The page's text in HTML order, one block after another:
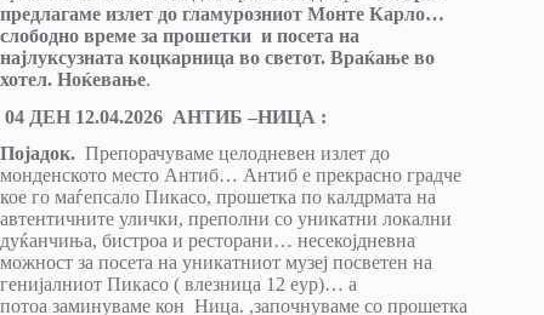
предлагаме излет до гламурозниот Монте Карло…
слободно време за прошетки и посета на
најлуксузната коцкарница во светот. Враќање во
хотел. Ноќевање.
04 ДЕН 12.04.2026 АНТИБ –НИЦА :
Појадок. Препорачуваме целодневен излет до
монденското место Антиб… Антиб е прекрасно градче
кое го маѓепсало Пикасо, прошетка по калдрмата на
автентичните улички, преполни со уникатни локални
дуќанчиња, бистроа и ресторани… несекојдневна
можност за посета на уникатниот музеј посветен на
генијалниот Пикасо ( влезница 12 еур)… а
потоа заминуваме кон Ница. ,започнуваме со прошетка